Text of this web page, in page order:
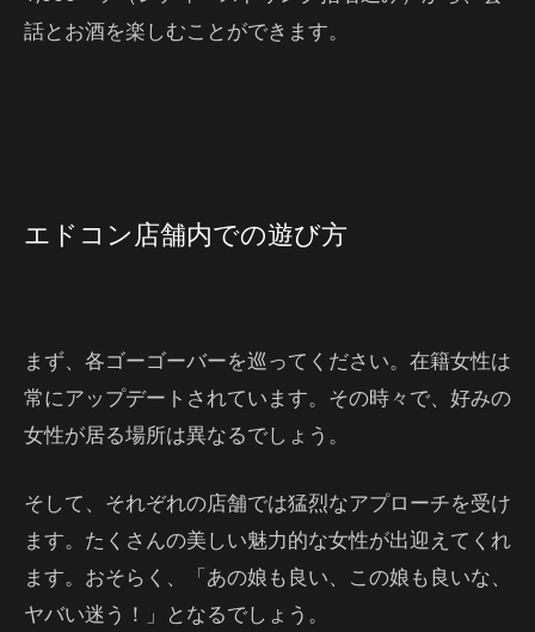
話とお酒を楽しむことができます。
エドコン店舗内での遊び方
まず、各ゴーゴーバーを巡ってください。在籍女性は
常にアップデートされています。その時々で、好みの
女性が居る場所は異なるでしょう。
そして、それぞれの店舗では猛烈なアプローチを受け
ます。たくさんの美しい魅力的な女性が出迎えてくれ
ます。おそらく、「あの娘も良い、この娘も良いな、
ヤバい迷う！」となるでしょう。